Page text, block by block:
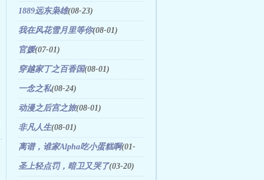
1889远东枭雄(08-23)
我在风花雪月里等你(08-01)
官媛(07-01)
穿越家丁之百香国(08-01)
一念之私(08-24)
动漫之后宫之旅(08-01)
非凡人生(08-01)
离谱，谁家Alpha吃小蛋糕啊(01-
16)
圣上轻点罚，暗卫又哭了(03-20)